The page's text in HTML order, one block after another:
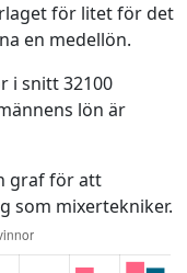
för litet för det
en medellön.
i snitt 32100
lön är
graf för att
som mixertekniker.